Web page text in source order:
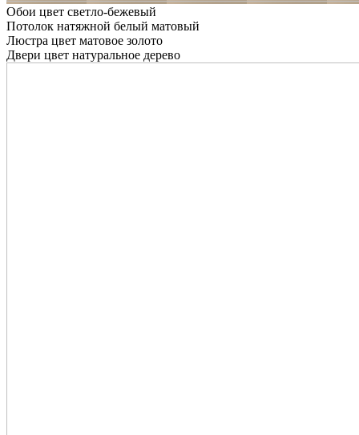
Обои цвет светло-бежевый
Потолок натяжной белый матовый
Люстра цвет матовое золото
Двери цвет натуральное дерево